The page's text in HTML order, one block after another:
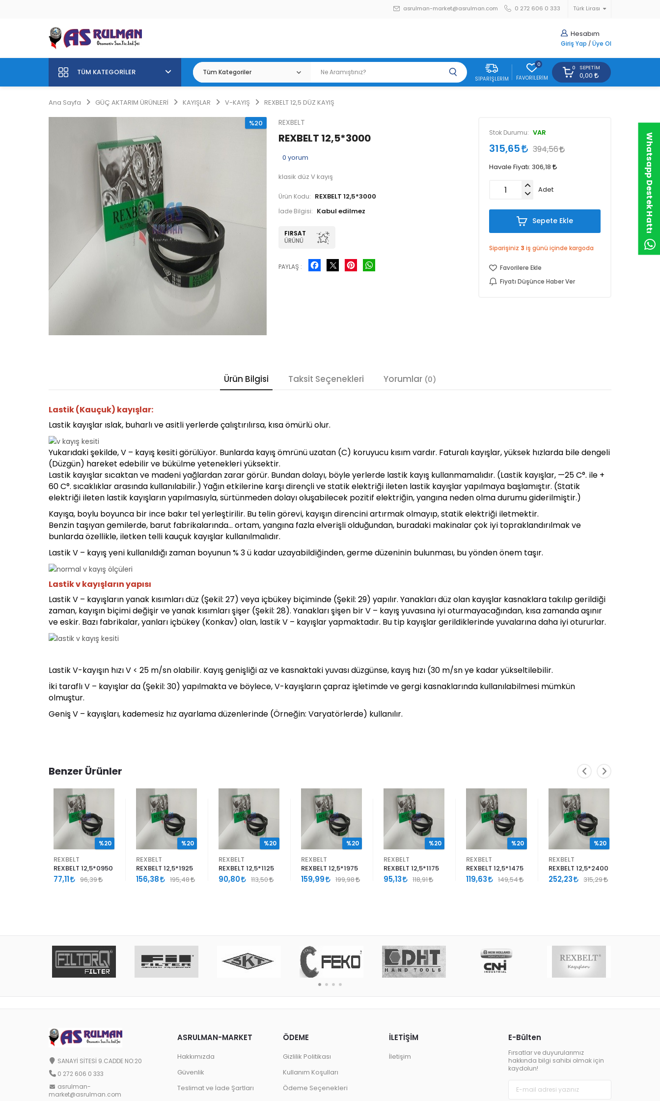
Türk Lirası
asrulman-market@asrulman.com 0 272 606 0 333
Hesabım
Giriş Yap / Üye Ol
TÜM KATEGORILER
SIPARIŞLERIM
0
FAVORILERIM
0 SEPETIM
0,00
Ana Sayfa GÜÇ AKTARIM ÜRÜNLERİ KAYIŞLAR V-KAYIŞ REXBELT 12,5 DÜZ KAYIŞ
%20 REXBELT
REXBELT 12,5*3000
0 yorum
klasik düz V kayış
Ürün Kodu: REXBELT 12,5*3000
İade Bilgisi:
FIRSAT
ÜRÜNÜ
PAYLAŞ :
Facebook Pinterest
Stok Durumu: VAR
315,65 394,56
Havale Fiyatı:306,18
Adet
Sepete Ekle
Siparişiniz 3 iş günü içinde kargoda
Favorilere Ekle
Fiyatı Düşünce Haber Ver
Ürün Bilgisi Taksit Seçenekleri Yorumlar (0)
Lastik (Kauçuk) kayışlar:
Lastik kayışlar ıslak, buharlı ve asitli yerlerde çalıştırılırsa, kısa ömürlü olur.
Yukarıdaki şekilde, V – kayış kesiti görülüyor. Bunlarda kayış ömrünü uzatan (C) koruyucu kısım vardır. Faturalı kayışlar, yüksek hızlarda bile dengeli
(Düzgün) hareket edebilir ve bükülme yetenekleri yüksektir.
Lastik kayışlar sıcaktan ve madeni yağlardan zarar görür. Bundan dolayı, böyle yerlerde lastik kayış kullanmamalıdır. (Lastik kayışlar, —25 C°. ile +
60 C°. sıcaklıklar arasında kullanılabilir.) Yağın etkilerine karşı dirençli ve statik elektriği ileten lastik kayışlar yapılmaya başlamıştır. (Statik
elektriği ileten lastik kayışların yapılmasıyla, sürtünmeden dolayı oluşabilecek pozitif elektriğin, yangına neden olma durumu giderilmiştir.)
Kayışa, boylu boyunca bir ince bakır tel yerleştirilir. Bu telin görevi, kayışın direncini artırmak olmayıp, statik elektriği iletmektir.
Benzin taşıyan gemilerde, barut fabrikalarında… ortam, yangına fazla elverişli olduğundan, buradaki makinalar çok iyi topraklandırılmak ve
bunlarda özellikle, iletken telli kauçuk kayışlar kullanılmalıdır.
Lastik V – kayış yeni kullanıldığı zaman boyunun % 3 ü kadar uzayabildiğinden, germe düzeninin bulunması, bu yönden önem taşır.
Lastik v kayışların yapısı
Lastik V – kayışların yanak kısımları düz (Şekil: 27) veya içbükey biçiminde (Şekil: 29) yapılır. Yanakları düz olan kayışlar kasnaklara takılıp gerildiği
zaman, kayışın biçimi değişir ve yanak kısımları şişer (Şekil: 28). Yanakları şişen bir V – kayış yuvasına iyi oturmayacağından, kısa zamanda aşınır
ve eskir. Bazı fabrikalar, yanları içbükey (Konkav) olan, lastik V – kayışlar yapmaktadır. Bu tip kayışlar gerildiklerinde yuvalarına daha iyi otururlar.
Lastik V-kayışın hızı V < 25 m/sn olabilir. Kayış genişliği az ve kasnaktaki yuvası düzgünse, kayış hızı (30 m/sn ye kadar yükseltilebilir.
İki taraflı V – kayışlar da (Şekil: 30) yapılmakta ve böylece, V-kayışların çapraz işletimde ve gergi kasnaklarında kullanılabilmesi mümkün
olmuştur.
Geniş V – kayışları, kademesiz hız ayarlama düzenlerinde (Örneğin: Varyatörlerde) kullanılır.
Benzer Ürünler
REXBELT
REXBELT 12,5*0950
77,11 96,39
%20
REXBELT
REXBELT 12,5*1925
156,38 195,48
%20
REXBELT
REXBELT 12,5*1125
90,80 113,50
%20
REXBELT
REXBELT 12,5*1975
159,99 199,98
%20
REXBELT
REXBELT 12,5*1175
95,13 118,91
%20
REXBELT
REXBELT 12,5*1475
119,63 149,54
%20
REXBELT
REXBELT 12,5*2400
252,23 315,29
%20
Whatsapp Destek Hattı
SANAYİ SİTESİ 9.CADDE NO:20
0 272 606 0 333
asrulman-
market@asrulman.com
E-Bülten
Fırsatlar ve duyurularımız
hakkında bilgi sahibi olmak için
kaydolun!
ASRULMAN-MARKET
Hakkımızda
Güvenlik
Teslimat ve İade Şartları
ÖDEME
Gizlilik Politikası
Kullanım Koşulları
Ödeme Seçenekleri
İLETİŞİM
İletişim